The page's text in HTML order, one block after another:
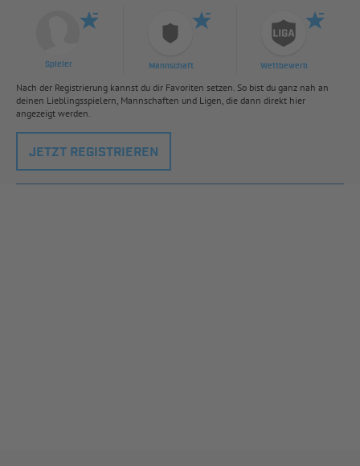
Spieler Mannschaft Wettbewerb
Nach der Registrierung kannst du dir Favoriten setzen. So bist du ganz nah an
deinen Lieblingsspielern, Mannschaften und Ligen, die dann direkt hier
angezeigt werden.
JETZT REGISTRIEREN